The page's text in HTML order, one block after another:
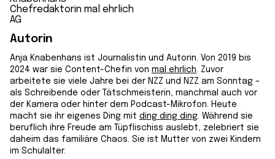
Autorin
Anja Knabenhans ist Journalistin und Autorin. Von 2019 bis
2024 war sie Content-Chefin von mal ehrlich. Zuvor
arbeitete sie viele Jahre bei der NZZ und NZZ am Sonntag –
als Schreibende oder Tätschmeisterin, manchmal auch vor
der Kamera oder hinter dem Podcast-Mikrofon. Heute
macht sie ihr eigenes Ding mit ding ding ding. Während sie
beruflich ihre Freude am Tüpflischiss auslebt, zelebriert sie
daheim das familiäre Chaos. Sie ist Mutter von zwei Kindern
im Schulalter.